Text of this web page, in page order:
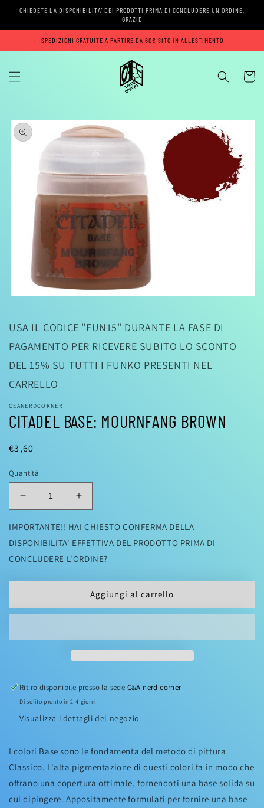
direttamente
CHIEDETE LA DISPONIBILITA' DEI PRODOTTI PRIMA DI CONCLUDERE UN ORDINE,
GRAZIE
SPEDIZIONI GRATUITE A PARTIRE DA 60€ SITO IN ALLESTIMENTO
Carrello
Passa alle
informazioni
sul prodotto
1
finestra
modale
USA IL CODICE "FUN15" DURANTE LA FASE DI
PAGAMENTO PER RICEVERE SUBITO LO SCONTO
DEL 15% SU TUTTI I FUNKO PRESENTI NEL
CARRELLO
CEANERDCORNER
CITADEL BASE: MOURNFANG BROWN
Prezzo
listino
€3,60
Quantità
Diminuisci
quantità
per
CITADEL
MOURNFANG
Aumenta
quantità
per
CITADEL
MOURNFANG
IMPORTANTE!! HAI CHIESTO CONFERMA DELLA
DISPONIBILITA' EFFETTIVA DEL PRODOTTO PRIMA DI
CONCLUDERE L'ORDINE?
Aggiungi al carrello
Ritiro disponibile presso la sede C&A nerd corner
Di solito pronto in 2-4 giorni
Visualizza i dettagli del negozio
I colori Base sono le fondamenta del metodo di pittura
Classico. L'alta pigmentazione di questi colori fa in modo che
offrano una copertura ottimale, fornendoti una base solida su
cui dipingere. Appositamente formulati per fornire una base